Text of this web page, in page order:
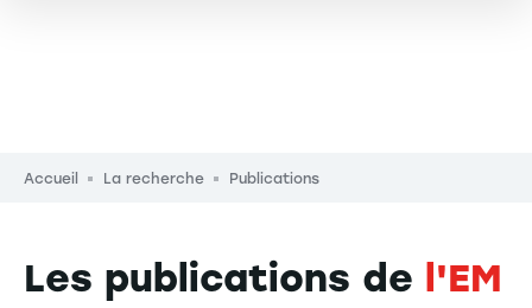
Fil d'Ariane
Accueil La recherche Publications
Les publications de l'EM